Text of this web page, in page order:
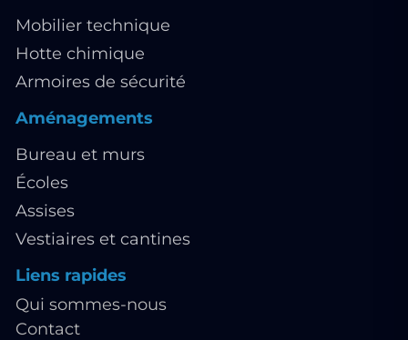
Mobilier technique
Hotte chimique
Armoires de sécurité
Aménagements
Bureau et murs
Écoles
Assises
Vestiaires et cantines
Liens rapides
Qui sommes-nous
Contact